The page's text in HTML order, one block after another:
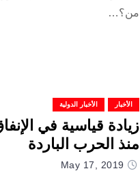
من؟…
الأخبار الأخبار الدولية
زيادة قياسية في
منذ الحرب الباردة
May 17, 2019